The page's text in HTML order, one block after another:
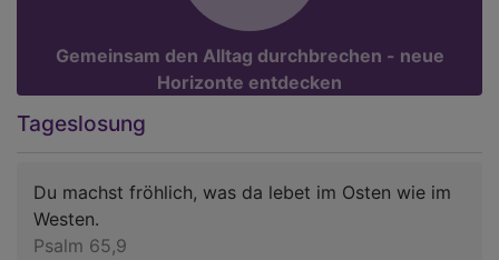
Gemeinsam den Alltag durchbrechen - neue
Horizonte entdecken
Tageslosung
Du machst fröhlich, was da lebet im Osten wie im
Westen.
Psalm 65,9